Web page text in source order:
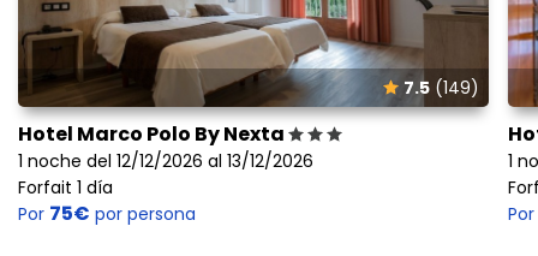
7.5(149)
Hotel Marco Polo By Nexta
1 noche del 12/12/2026 al 13/12/2026
Forfait 1 día
Por 75€ por persona
1
Por